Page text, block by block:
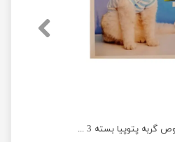
لاینر ظرف خاک مخصوص گربه پتوپیا بسته 3 عددی